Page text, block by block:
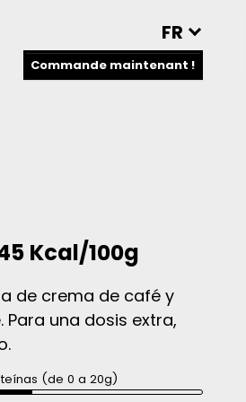
FR
Commande maintenant !
Kcal/100g
de crema de café y
una dosis extra,
(de 0 a 20g)